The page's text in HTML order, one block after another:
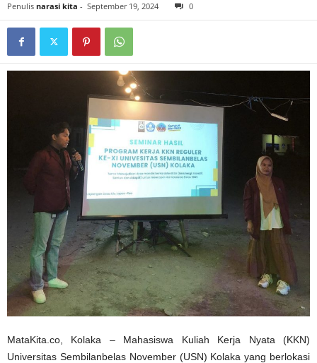
Penulis narasi kita - September 19, 2024 0
MataKita.co, Kolaka – Mahasiswa Kuliah Kerja Nyata (KKN)
Universitas Sembilanbelas November (USN) Kolaka yang berlokasi